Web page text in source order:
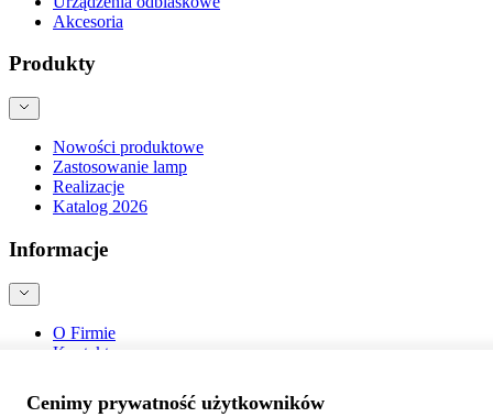
Akcesoria
Produkty
Nowości produktowe
Zastosowanie lamp
Realizacje
Katalog 2026
Informacje
O Firmie
Kontakt
Bezpieczeństwo produktów
Cenimy prywatność użytkowników